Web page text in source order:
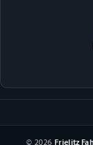
© 2026 Frielitz